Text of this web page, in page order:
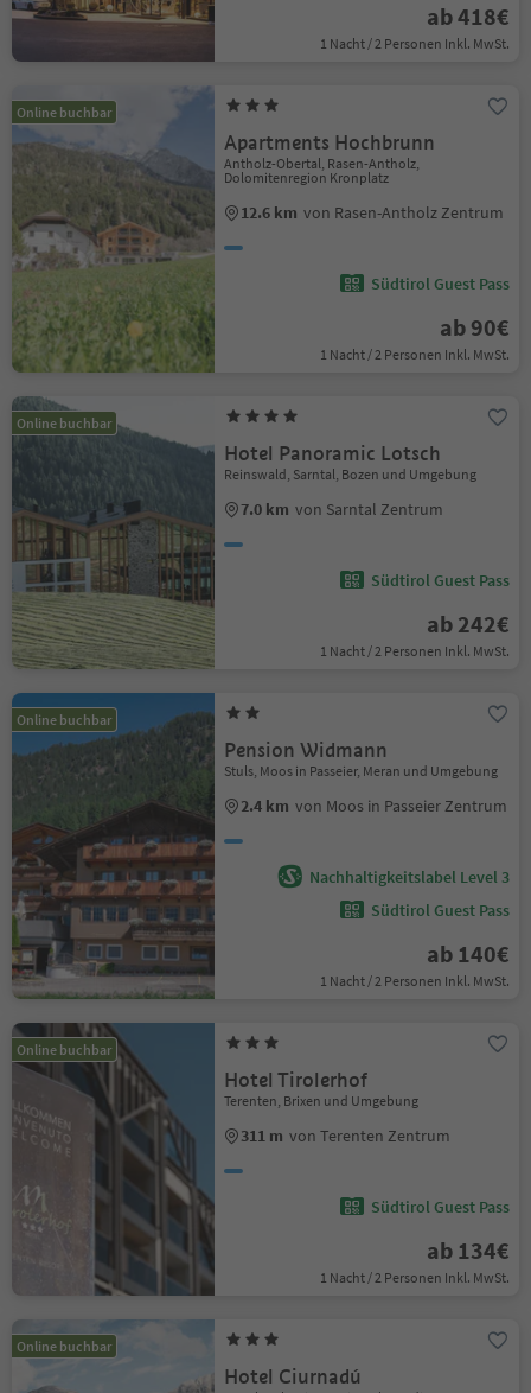
ab 418€
1 Nacht / 2 Personen Inkl. MwSt.
Online buchbar
Apartments Hochbrunn
Antholz-Obertal, Rasen-Antholz,
Dolomitenregion Kronplatz
12.6 km von Rasen-Antholz Zentrum
Südtirol Guest Pass
ab 90€
1 Nacht / 2 Personen Inkl. MwSt.
Online buchbar
Hotel Panoramic Lotsch
Reinswald, Sarntal, Bozen und Umgebung
7.0 km von Sarntal Zentrum
Südtirol Guest Pass
ab 242€
1 Nacht / 2 Personen Inkl. MwSt.
Online buchbar
Pension Widmann
Stuls, Moos in Passeier, Meran und Umgebung
2.4 km von Moos in Passeier Zentrum
Nachhaltigkeitslabel Level 3
Südtirol Guest Pass
ab 140€
1 Nacht / 2 Personen Inkl. MwSt.
Online buchbar
Hotel Tirolerhof
Terenten, Brixen und Umgebung
311 m von Terenten Zentrum
Südtirol Guest Pass
ab 134€
1 Nacht / 2 Personen Inkl. MwSt.
Online buchbar
Hotel Ciurnadú